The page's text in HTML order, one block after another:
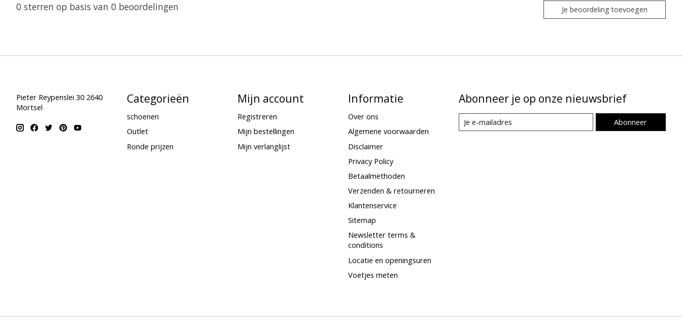
0 sterren op basis van 0 beoordelingen Je beoordeling toevoegen
Pieter Reypenslei 30 2640
Mortsel
Categorieën
schoenen
Outlet
Ronde prijzen
Mijn account
Registreren
Mijn bestellingen
Mijn verlanglijst
Informatie
Over ons
Algemene voorwaarden
Disclaimer
Privacy Policy
Betaalmethoden
Verzenden & retourneren
Klantenservice
Sitemap
Newsletter terms &
conditions
Locatie en openingsuren
Voetjes meten
Abonneer je op onze nieuwsbrief
Abonneer